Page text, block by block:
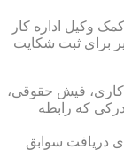
وکیل اداره کار
برای ثبت شکایت
کاری، فیش حقوقی،
که رابطه
دریافت سوابق